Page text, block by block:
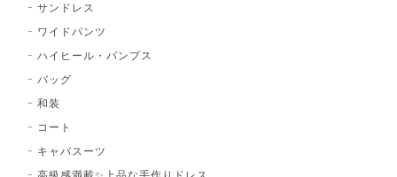
サンドレス
ワイドパンツ
ハイヒール・パンプス
バッグ
和装
コート
キャバスーツ